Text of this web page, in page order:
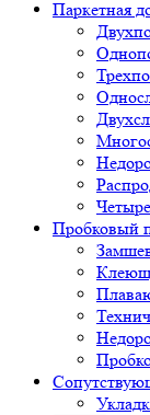
Паркетная
Пробковый